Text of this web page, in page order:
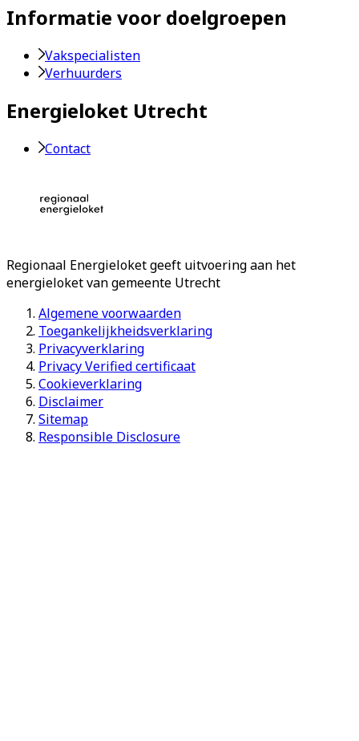
Informatie voor doelgroepen
Vakspecialisten
Verhuurders
Energieloket Utrecht
Contact
Regionaal Energieloketgeeft uitvoering aan het
energieloket van gemeente Utrecht
Algemene voorwaarden
Toegankelijkheidsverklaring
Privacyverklaring
Privacy Verified certificaat
Cookieverklaring
Disclaimer
Sitemap
Responsible Disclosure